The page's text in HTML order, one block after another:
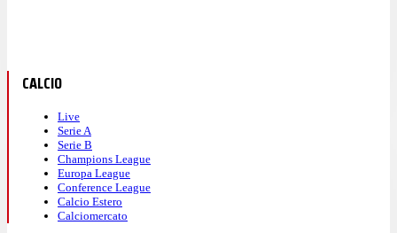
CALCIO
Live
Serie A
Serie B
Champions League
Europa League
Conference League
Calcio Estero
Calciomercato